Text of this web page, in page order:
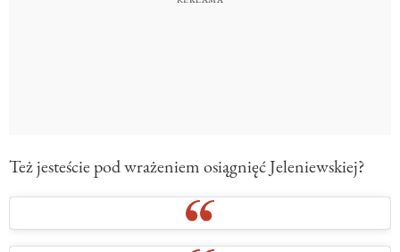
Też jesteście pod wrażeniem osiągnięć Jeleniewskiej?